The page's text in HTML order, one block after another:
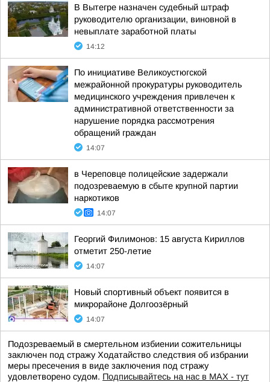
В Вытегре назначен судебный штраф
руководителю организации, виновной в
невыплате заработной платы
14:12
По инициативе Великоустюгской
межрайонной прокуратуры руководитель
медицинского учреждения привлечен к
административной ответственности за
нарушение порядка рассмотрения
обращений граждан
14:07
в Череповце полицейские задержали
подозреваемую в сбыте крупной партии
наркотиков
14:07
Георгий Филимонов: 15 августа Кириллов
отметит 250-летие
14:07
Новый спортивный объект появится в
микрорайоне Долгоозёрный
14:07
Подозреваемый в смертельном избиении сожительницы
заключен под стражу Ходатайство следствия об избрании
меры пресечения в виде заключения под стражу
удовлетворено судом. Подписывайтесь на нас в MAX - тут